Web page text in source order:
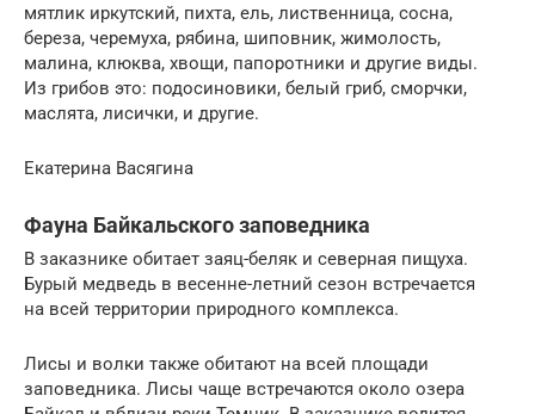
мятлик иркутский, пихта, ель, лиственница, сосна,
береза, черемуха, рябина, шиповник, жимолость,
малина, клюква, хвощи, папоротники и другие виды.
Из грибов это: подосиновики, белый гриб, сморчки,
маслята, лисички, и другие.
Екатерина Васягина
Фауна Байкальского заповедника
В заказнике обитает заяц-беляк и северная пищуха.
Бурый медведь в весенне-летний сезон встречается
на всей территории природного комплекса.
Лисы и волки также обитают на всей площади
заповедника. Лисы чаще встречаются около озера